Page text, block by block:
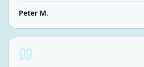
Peter M.